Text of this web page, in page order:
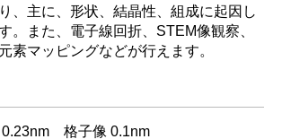
、主に、形状、結晶性、組成に起因し
。また、電子線回折、STEM像観察、
素マッピングなどが行えます。
0.23nm 格子像 0.1nm